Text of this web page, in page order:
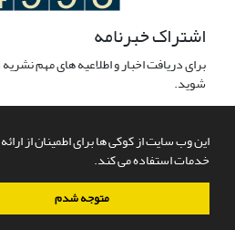
این وب سایت از کوکی ها برای اطمینان از
خدمات استفاده می کند.
متوجه شدم
اشتراک خبرنامه
برای دریافت اخبار و اطلاعیه های مهم
شوید.
سامانه مدیریت نشریات علمی.طراحی و